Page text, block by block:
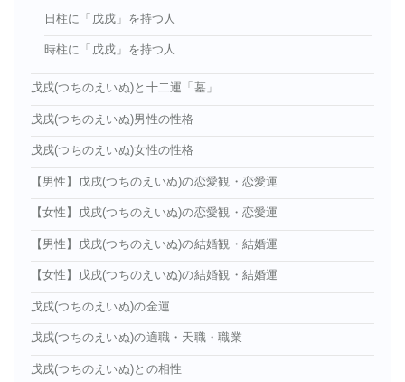
日柱に「戊戌」を持つ人
時柱に「戊戌」を持つ人
戊戌(つちのえいぬ)と十二運「墓」
戊戌(つちのえいぬ)男性の性格
戊戌(つちのえいぬ)女性の性格
【男性】戊戌(つちのえいぬ)の恋愛観・恋愛運
【女性】戊戌(つちのえいぬ)の恋愛観・恋愛運
【男性】戊戌(つちのえいぬ)の結婚観・結婚運
【女性】戊戌(つちのえいぬ)の結婚観・結婚運
戊戌(つちのえいぬ)の金運
戊戌(つちのえいぬ)の適職・天職・職業
戊戌(つちのえいぬ)との相性